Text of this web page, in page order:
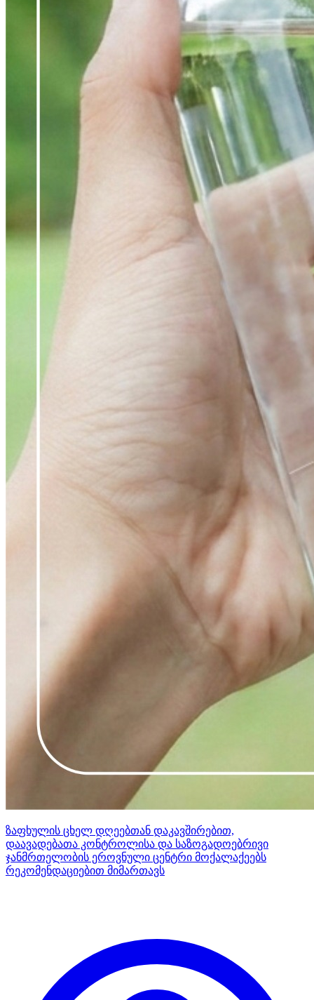
ზაფხულის ცხელ დღეებთან დაკავშირებით,
დაავადებათა კონტროლისა და საზოგადოებრივი
ჯანმრთელობის ეროვნული ცენტრი მოქალაქეებს
რეკომენდაციებით მიმართავს